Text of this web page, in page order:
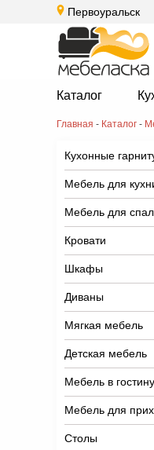
Первоуральск
Каталог
Главная - Каталог -
Кухонные
Мебель для
Мебель для
Кровати
Шкафы
Диваны
Мягкая мебель
Детская мебель
Мебель в
Мебель для
Столы